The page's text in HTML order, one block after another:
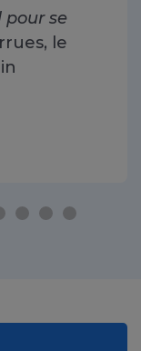
pour se
le